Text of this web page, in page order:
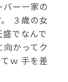
バー一家の
３歳の女
でなんで
向かってク
ｗ 手を差